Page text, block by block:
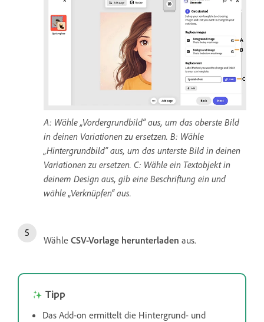
A: Wähle „Vordergrundbild“ aus, um das oberste Bild
in deinen Variationen zu ersetzen. B: Wähle
„Hintergrundbild“ aus, um das unterste Bild in deinen
Variationen zu ersetzen. C: Wähle ein Textobjekt in
deinem Design aus, gib eine Beschriftung ein und
wähle „Verknüpfen“ aus.
Wähle CSV-Vorlage herunterladen aus.
Tipp
Das Add-on ermittelt die Hintergrund- und